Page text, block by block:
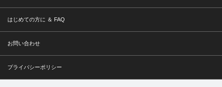
はじめての方に ＆ FAQ
お問い合わせ
プライバシーポリシー